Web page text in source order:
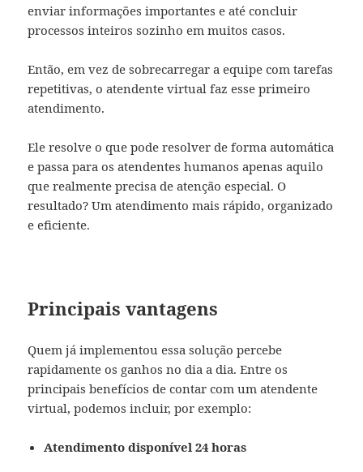
enviar informações importantes e até concluir
processos inteiros sozinho em muitos casos.
Então, em vez de sobrecarregar a equipe com tarefas
repetitivas, o atendente virtual faz esse primeiro
atendimento.
Ele resolve o que pode resolver de forma automática
e passa para os atendentes humanos apenas aquilo
que realmente precisa de atenção especial. O
resultado? Um atendimento mais rápido, organizado
e eficiente.
Principais vantagens
Quem já implementou essa solução percebe
rapidamente os ganhos no dia a dia. Entre os
principais benefícios de contar com um atendente
virtual, podemos incluir, por exemplo:
Atendimento disponível 24 horas